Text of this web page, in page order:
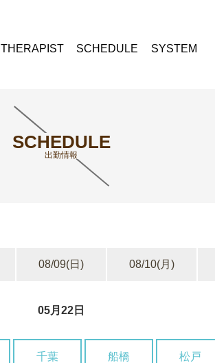
THERAPIST SCHEDULE SYSTEM
SCHEDULE
出勤情報
08/09(日) 08/10(月)
05月22日
千葉 船橋 松戸